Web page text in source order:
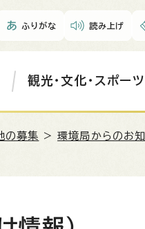
ふりがな 読み上げ
観光・文化・スポーツ
の募集 >環境局からのお